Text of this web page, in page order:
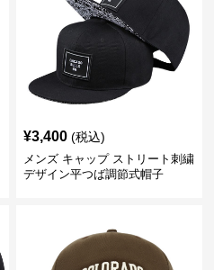
¥3,400 (税込)
メンズ キャップ ストリート刺繍
デザイン平つば調節式帽子